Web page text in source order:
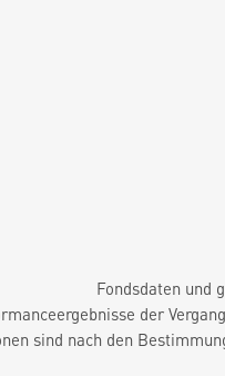
Fondsdaten und
der
sind nach den